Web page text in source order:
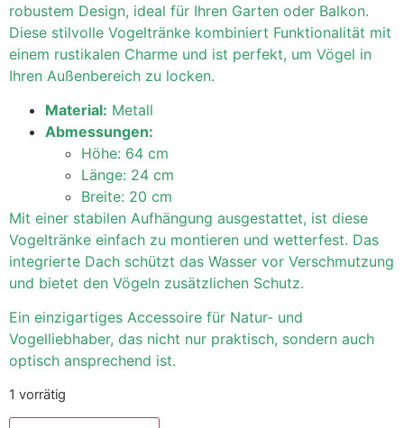
robustem Design, ideal für Ihren Garten oder Balkon.
Diese stilvolle Vogeltränke kombiniert Funktionalität mit
einem rustikalen Charme und ist perfekt, um Vögel in
Ihren Außenbereich zu locken.
Material: Metall
Abmessungen:
Höhe: 64 cm
Länge: 24 cm
Breite: 20 cm
Mit einer stabilen Aufhängung ausgestattet, ist diese
Vogeltränke einfach zu montieren und wetterfest. Das
integrierte Dach schützt das Wasser vor Verschmutzung
und bietet den Vögeln zusätzlichen Schutz.
Ein einzigartiges Accessoire für Natur- und
Vogelliebhaber, das nicht nur praktisch, sondern auch
optisch ansprechend ist.
1 vorrätig